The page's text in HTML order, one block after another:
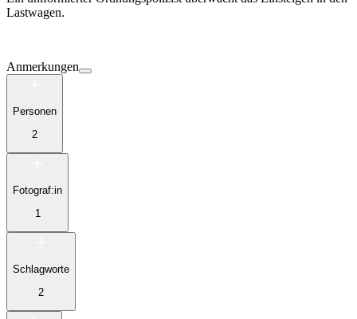
Lastwagen.
Anmerkungen
Personen
2
Fotograf:in
1
Schlagworte
2